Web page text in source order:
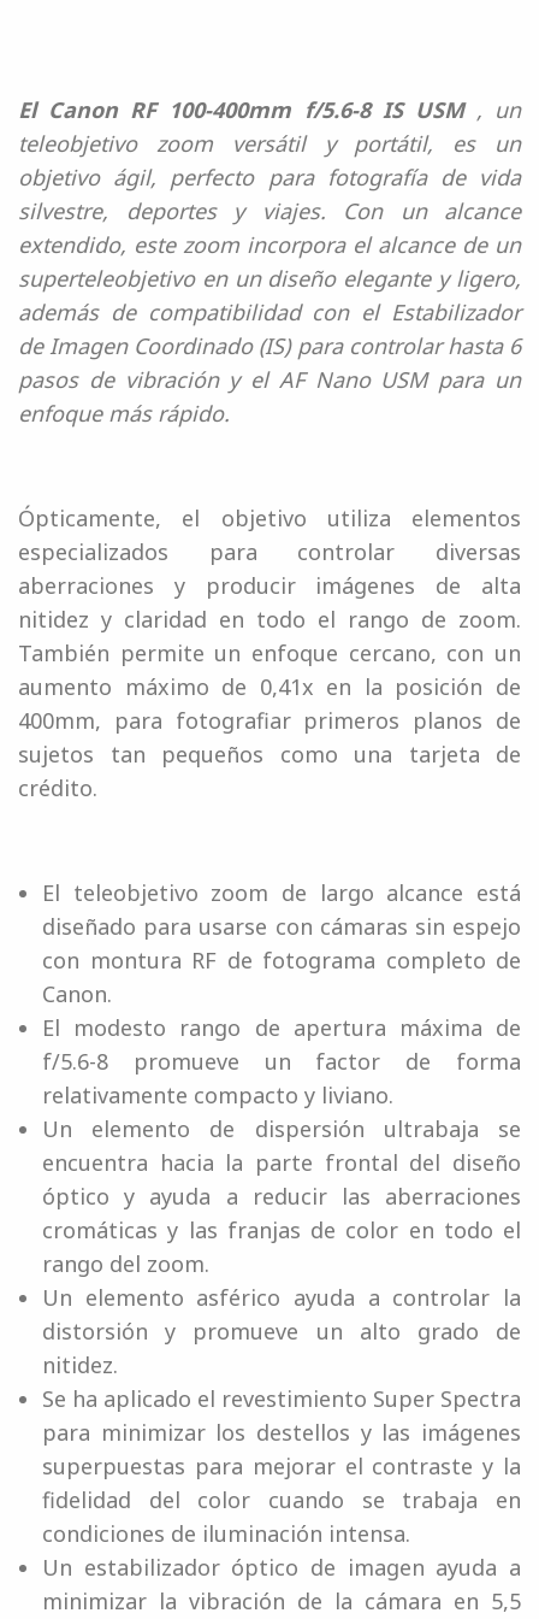
El Canon RF 100-400mm f/5.6-8 IS USM, un
teleobjetivo zoom versátil y portátil, es un
objetivo ágil, perfecto para fotografía de vida
silvestre, deportes y viajes. Con un alcance
extendido, este zoom incorpora el alcance de un
superteleobjetivo en un diseño elegante y ligero,
además de compatibilidad con el Estabilizador
de Imagen Coordinado (IS) para controlar hasta 6
pasos de vibración y el AF Nano USM para un
enfoque más rápido.
Ópticamente, el objetivo utiliza elementos
especializados para controlar diversas
aberraciones y producir imágenes de alta
nitidez y claridad en todo el rango de zoom.
También permite un enfoque cercano, con un
aumento máximo de 0,41x en la posición de
400mm, para fotografiar primeros planos de
sujetos tan pequeños como una tarjeta de
crédito.
El teleobjetivo zoom de largo alcance está
diseñado para usarse con cámaras sin espejo
con montura RF de fotograma completo de
Canon.
El modesto rango de apertura máxima de
f/5.6-8 promueve un factor de forma
relativamente compacto y liviano.
Un elemento de dispersión ultrabaja se
encuentra hacia la parte frontal del diseño
óptico y ayuda a reducir las aberraciones
cromáticas y las franjas de color en todo el
rango del zoom.
Un elemento asférico ayuda a controlar la
distorsión y promueve un alto grado de
nitidez.
Se ha aplicado el revestimiento Super Spectra
para minimizar los destellos y las imágenes
superpuestas para mejorar el contraste y la
fidelidad del color cuando se trabaja en
condiciones de iluminación intensa.
Un estabilizador óptico de imagen ayuda a
minimizar la vibración de la cámara en 5,5